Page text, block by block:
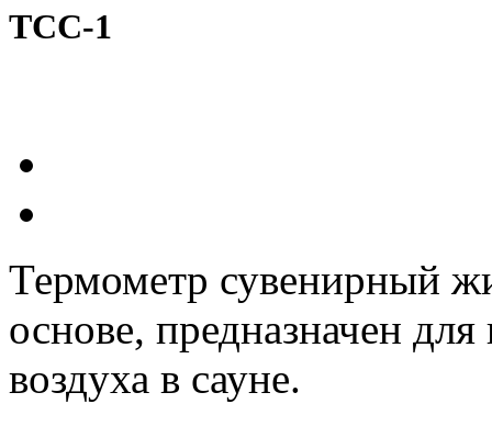
ТСС-1
Термометр сувенирный
основе, предназначен
воздуха в сауне.